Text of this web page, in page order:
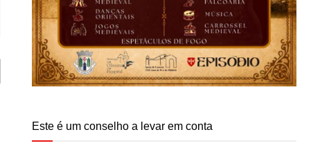
Este é um conselho a levar em conta